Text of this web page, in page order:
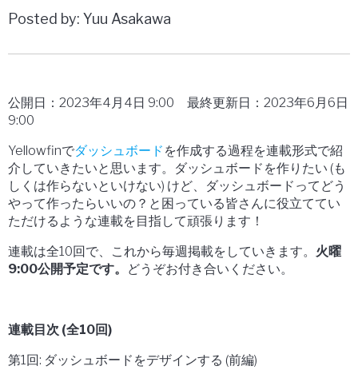
Posted by: Yuu Asakawa
公開日： 2023年4月4日 9:00 最終更新日： 2023年6月6日
9:00
Yellowfinでダッシュボード を作成する過程を連載形式で紹
介していきたいと思います。ダッシュボードを作りたい (も
しくは作らないといけない) けど、ダッシュボードってどう
やって作ったらいいの？と困っている皆さんに役立ててい
ただけるような連載を目指して頑張ります ！
連載は全10回で、これから毎週掲載をしていきます。 火曜
9:00公開予定です。
どうぞお付き合いください。
連載目次 (全10回)
第1回: ダッシュボードをデザインする (前編)